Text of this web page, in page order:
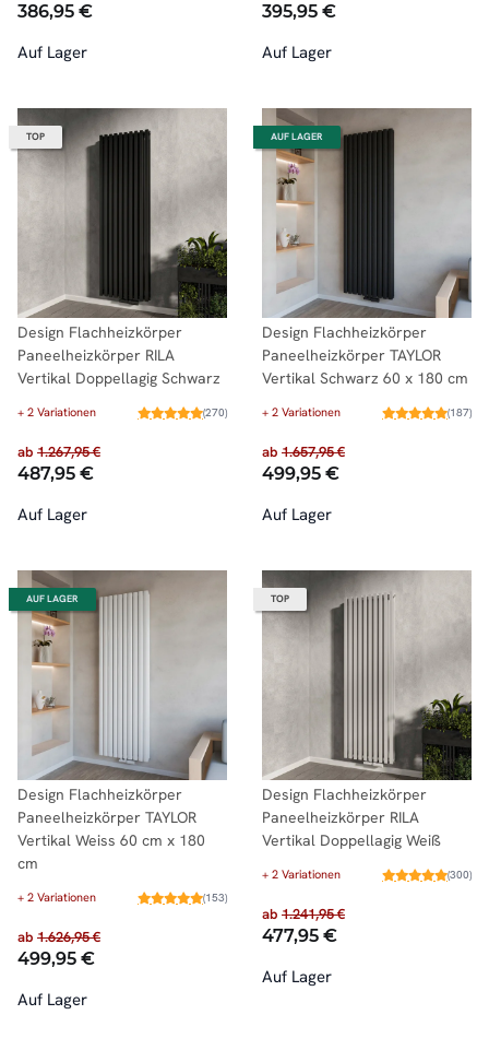
386,95 €
Auf Lager
395,95 €
Auf Lager
TOP
Design Flachheizkörper
Paneelheizkörper RILA
Vertikal Doppellagig Schwarz
+ 2 Variationen (270)
ab 1.267,95 €
487,95 €
Auf Lager
AUF LAGER
Design Flachheizkörper
Paneelheizkörper TAYLOR
Vertikal Schwarz 60 x 180 cm
+ 2 Variationen (187)
ab 1.657,95 €
499,95 €
Auf Lager
AUF LAGER
Design Flachheizkörper
Paneelheizkörper TAYLOR
Vertikal Weiss 60 cm x 180
cm
+ 2 Variationen (153)
ab 1.626,95 €
499,95 €
Auf Lager
TOP
Design Flachheizkörper
Paneelheizkörper RILA
Vertikal Doppellagig Weiß
+ 2 Variationen (300)
ab 1.241,95 €
477,95 €
Auf Lager